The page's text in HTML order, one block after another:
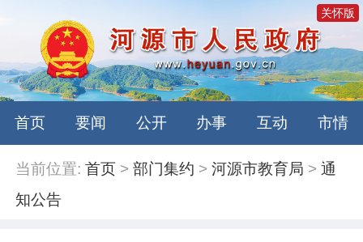
关怀版
首页 要闻 公开 办事 互动 市情
当前位置: 首页 >部门集约 >河源市教育局 >通
知公告